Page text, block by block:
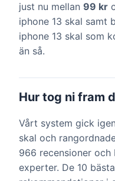
just nu mellan 99 kr
iphone 13 skal samt
iphone 13 skal som
än så.
Hur tog ni fram
Vårt system gick
skal och
966 recensioner
experter. De 10